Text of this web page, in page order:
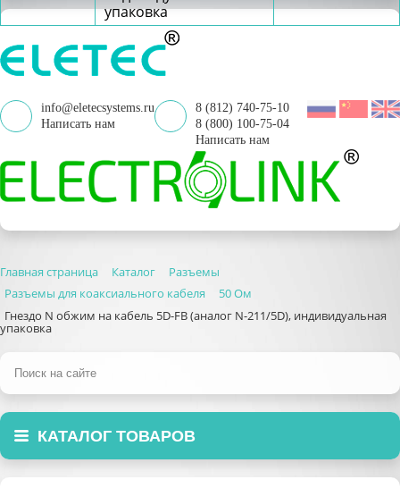
info@eletecsystems.ru
Написать нам
8 (812) 740-75-10
8 (800) 100-75-04
Написать нам
Главная страница Каталог
Разъемы
Разъемы для коаксиального кабеля
50 Ом
Гнездо N обжим на кабель 5D-FB (аналог N-211/5D), индивидуальная
упаковка
КАТАЛОГ ТОВАРОВ
упаковка